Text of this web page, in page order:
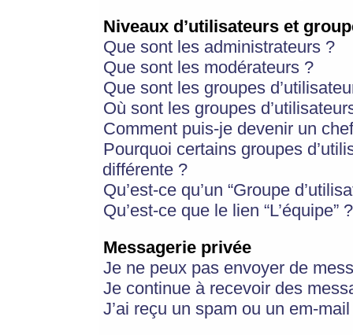
Niveaux d’utilisateurs et
Que sont les administrateurs ?
Que sont les modérateurs ?
Que sont les groupes
Où sont les groupes
Comment puis-je devenir un
Pourquoi certains groupes
différente ?
Qu’est-ce qu’un “Groupe
Qu’est-ce que le lien “L’équipe” ?
Messagerie privée
Je ne peux pas envoyer de
Je continue à recevoir des
J’ai reçu un spam ou un em-